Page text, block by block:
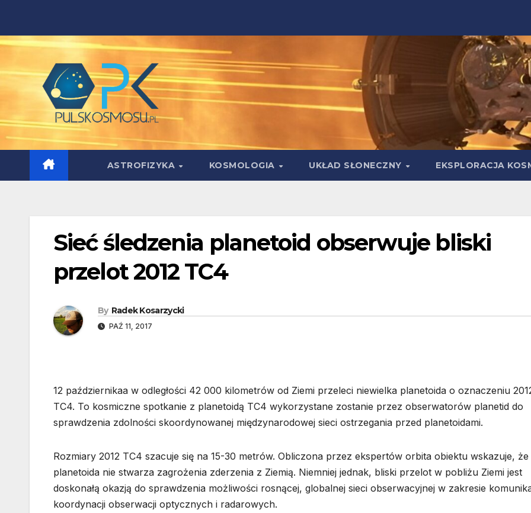
content
ASTROFIZYKA KOSMOLOGIA UKŁAD SŁONECZNY EKSPLORACJA
Sieć śledzenia planetoid obserwuje bliski
przelot 2012 TC4
By Radek Kosarzycki
PAŹ 11, 2017
12 październikaa w odległości 42 000 kilometrów od Ziemi przeleci niewielka planetoida o oznaczeniu
TC4. To kosmiczne spotkanie z planetoidą TC4 wykorzystane zostanie przez obserwatorów planetid do
sprawdzenia zdolności skoordynowanej międzynarodowej sieci ostrzegania przed planetoidami.
Rozmiary 2012 TC4 szacuje się na 15-30 metrów. Obliczona przez ekspertów orbita obiektu wskazuje, że
planetoida nie stwarza zagrożenia zderzenia z Ziemią. Niemniej jednak, bliski przelot w pobliżu Ziemi jest
doskonałą okazją do sprawdzenia możliwości rosnącej, globalnej sieci obserwacyjnej w zakresie
koordynacji obserwacji optycznych i radarowych.